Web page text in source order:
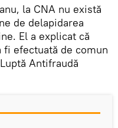
la CNA nu există
de delapidarea
El a explicat că
fi efectuată de comun
Antifraudă